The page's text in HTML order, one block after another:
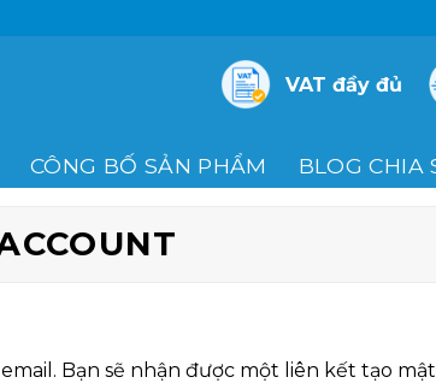
VAT đầy đủ
CÔNG BỐ SẢN PHẨM BLOG CHIA
Bạn sẽ nhận được một liên kết tạo